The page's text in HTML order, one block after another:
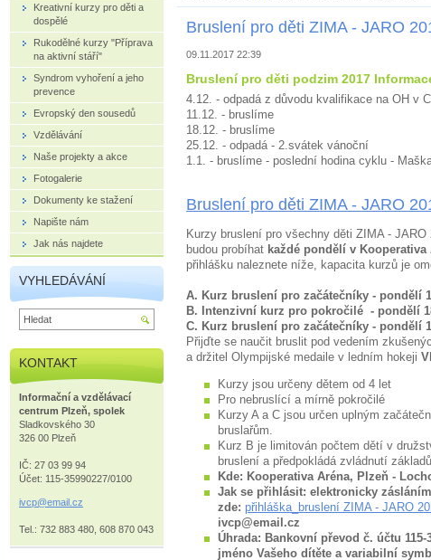
Bruslení pro děti ZIMA - JARO
09.11.2017 22:39
Bruslení pro děti podzim 2017
4.12. - odpadá z důvodu kvalifikace na OH v
11.12. - bruslíme
18.12. - bruslíme
25.12. - odpadá - 2.svátek vánoční
1.1. - bruslíme - poslední hodina cyklu -
Bruslení pro děti ZIMA - JARO
Kurzy bruslení pro všechny děti ZIMA - JARO
budou probíhat každé pondělí v
přihlášku naleznete níže, kapacita kurzů je
A. Kurz bruslení pro začátečníky - pondělí
B. Intenzivní kurz pro pokročilé - pondělí
C. Kurz bruslení pro začátečníky - pondělí
Přijďte se naučit bruslit pod vedením
a držitel Olympijské medaile v ledním hokeji
Kurzy jsou určeny dětem od 4 let
Pro nebruslící a mírně pokročilé
Kurzy A a C jsou určen uplným
bruslařům.
Kurz B je limitován počtem dětí v
bruslení a předpokládá zvládnutí
Kde: Kooperativa Aréna, Plzeň -
Jak se přihlásit: elektronicky
zde: přihláška_bruslení ZIMA - JARO
ivcp@email.cz
Úhrada: Bankovní převod č. účtu
jméno Vašeho dítěte a variabilní
Kreativní kurzy pro děti a
dospělé
Rukodělné kurzy "Příprava
na aktivní stáří"
Syndrom vyhoření a jeho
prevence
Evropský den sousedů
Vzdělávání
Naše projekty a akce
Fotogalerie
Dokumenty ke stažení
Napište nám
Jak nás najdete
VYHLEDÁVÁNÍ
KONTAKT
Informační a vzdělávací
centrum Plzeň, spolek
Sladkovského 30
326 00 Plzeň
IČ: 27 03 99 94
Účet: 115-35990227/0100
ivcp@email.cz
Tel.: 732 883 480, 608 870 043